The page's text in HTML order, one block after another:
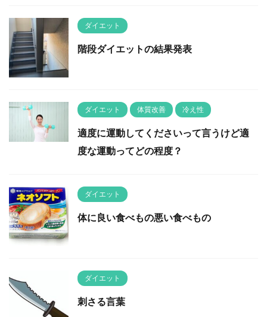
ダイエット
階段ダイエットの結果発表
ダイエット 体質改善 冷え性
適度に運動してくださいって言うけど適
度な運動ってどの程度？
ダイエット
体に良い食べもの悪い食べもの
ダイエット
刺さる言葉